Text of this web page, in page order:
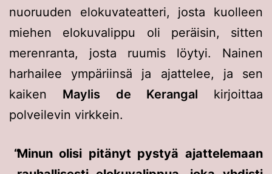
nuoruuden elokuvateatteri, josta kuolleen
miehen elokuvalippu oli peräisin, sitten
merenranta, josta ruumis löytyi. Nainen
harhailee ympäriinsä ja ajattelee, ja sen
kaiken Maylis de Kerangal kirjoittaa
polveilevin virkkein.
Minun olisi pitänyt pystyä ajattelemaan